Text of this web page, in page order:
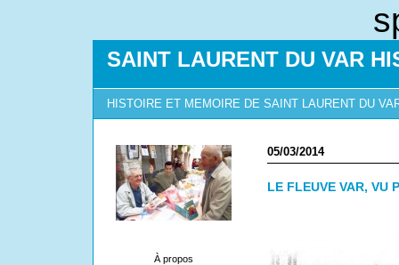
SAINT LAURENT DU VAR
HISTOIRE ET MEMOIRE DE SAINT LAURENT DU
À propos
05/03/2014
LE FLEUVE VAR, VU